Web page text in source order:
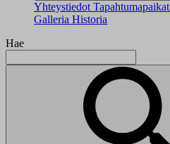
Yhteystiedot Tapahtumapaikat
Galleria Historia
Hae